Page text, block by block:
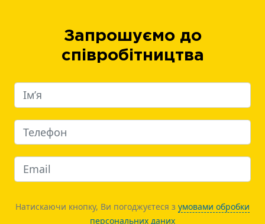
Запрошуємо до
співробітництва
Натискаючи кнопку, Ви погоджуєтеся з умовами обробки
персональних даних